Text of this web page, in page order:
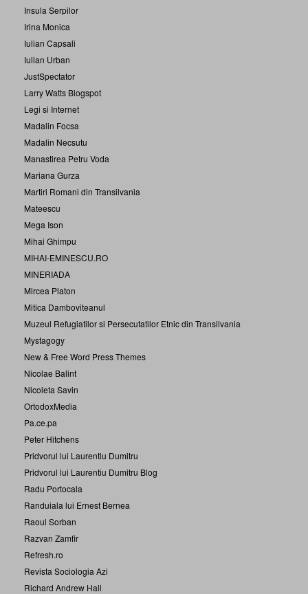
Insula Serpilor
Irina Monica
Iulian Capsali
Iulian Urban
JustSpectator
Larry Watts Blogspot
Legi si Internet
Madalin Focsa
Madalin Necsutu
Manastirea Petru Voda
Mariana Gurza
Martiri Romani din Transilvania
Mateescu
Mega Ison
Mihai Ghimpu
MIHAI-EMINESCU.RO
MINERIADA
Mircea Platon
Mitica Damboviteanul
Muzeul Refugiatilor si Persecutatilor Etnic din Transilvania
Mystagogy
New & Free Word Press Themes
Nicolae Balint
Nicoleta Savin
OrtodoxMedia
Pa.ce.pa
Peter Hitchens
Pridvorul lui Laurentiu Dumitru
Pridvorul lui Laurentiu Dumitru Blog
Radu Portocala
Randuiala lui Ernest Bernea
Raoul Sorban
Razvan Zamfir
Refresh.ro
Revista Sociologia Azi
Richard Andrew Hall